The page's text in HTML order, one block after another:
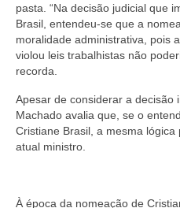
pasta. “Na decisão judicial que
Brasil, entendeu-se que a
moralidade administrativa, pois
violou leis trabalhistas não
recorda.
Apesar de considerar a decisão
Machado avalia que, se o
Cristiane Brasil, a mesma
atual ministro.
À época da nomeação de